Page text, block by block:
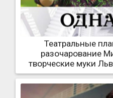
Театральные
разочарование
творческие муки